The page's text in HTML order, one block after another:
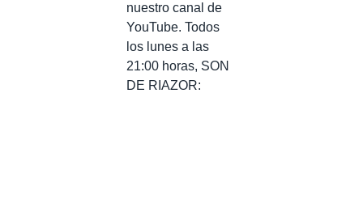
nuestro canal de
YouTube. Todos
los lunes a las
21:00 horas, SON
DE RIAZOR: